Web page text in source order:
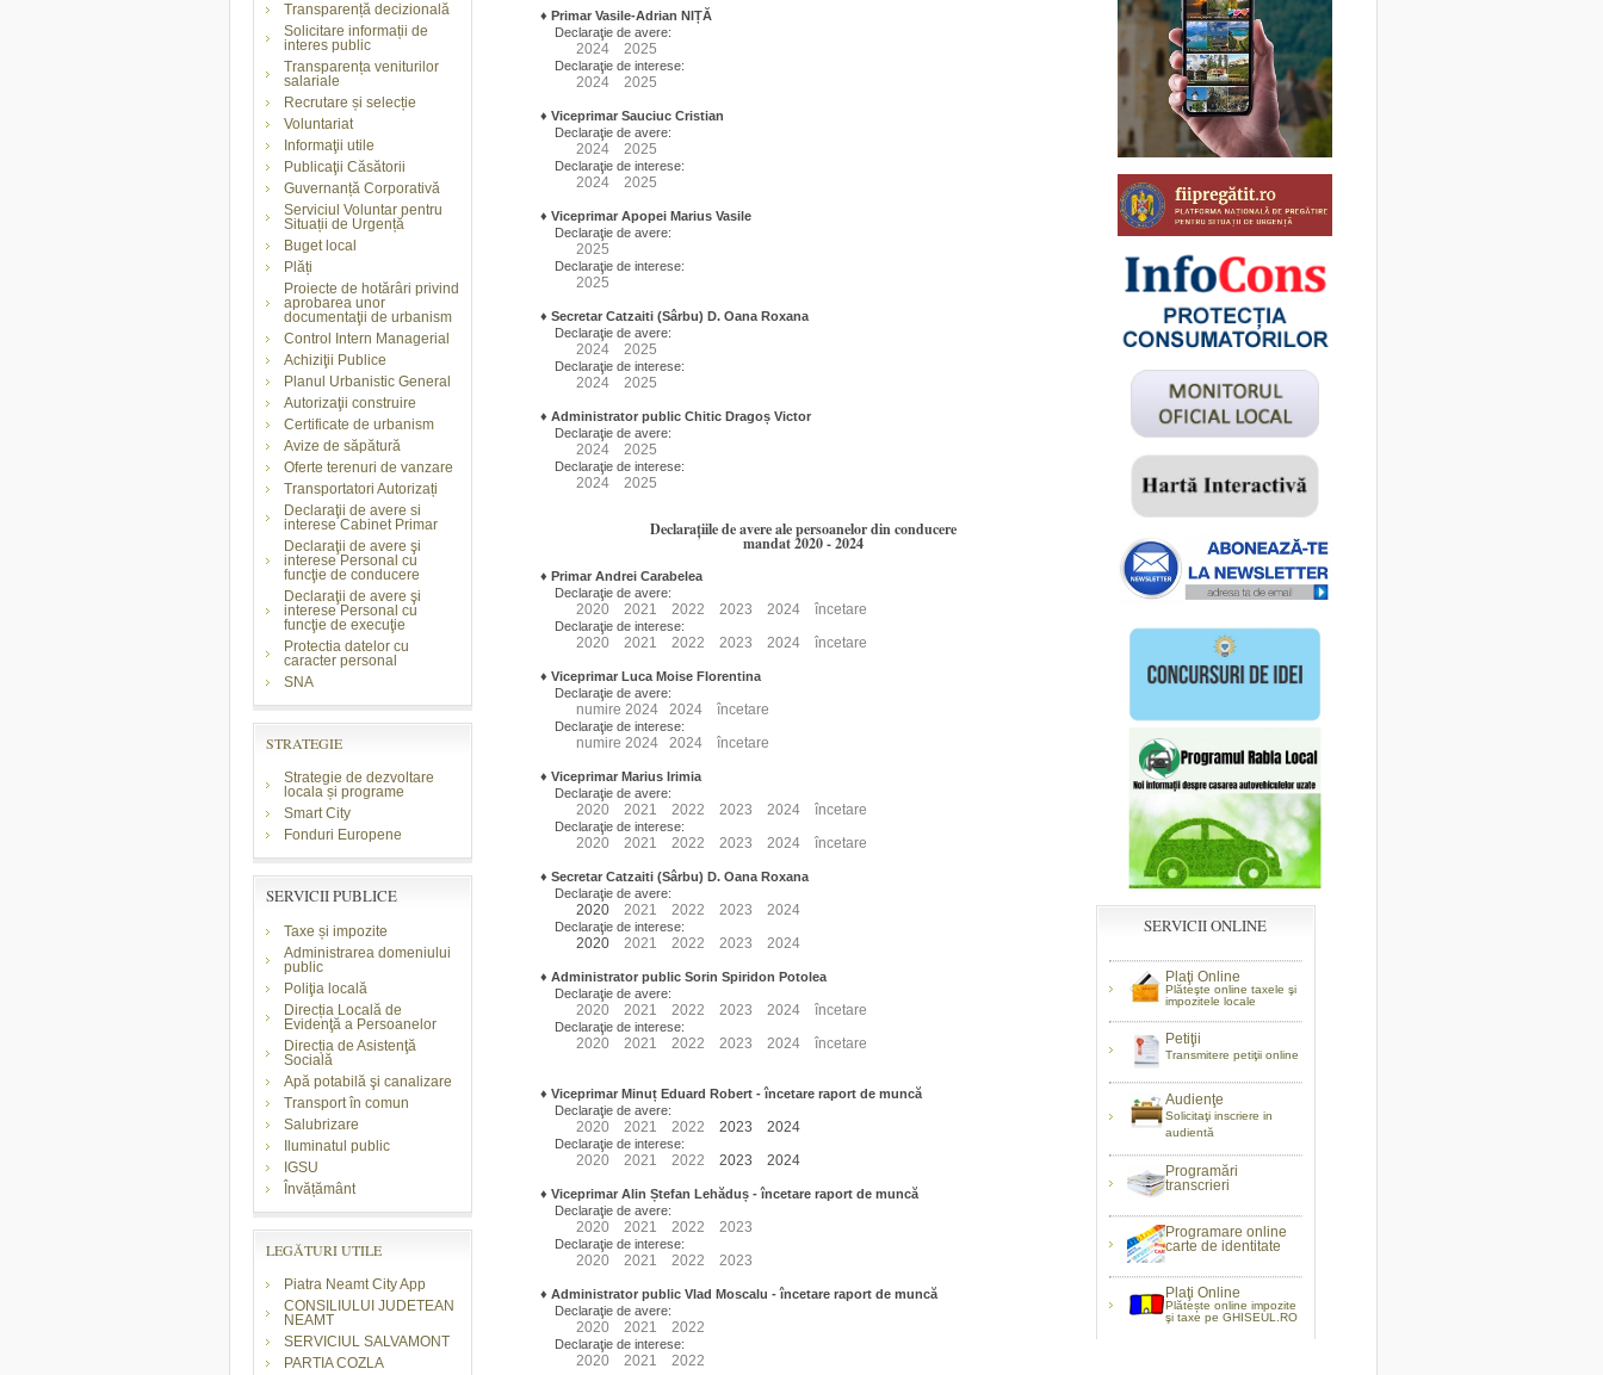
Transparență decizională
Solicitare informații de
interes public
Transparența veniturilor
salariale
Recrutare și selecție
Voluntariat
Informaţii utile
Publicaţii Căsătorii
Guvernanță Corporativă
Serviciul Voluntar pentru
Situații de Urgență
Buget local
Plăți
Proiecte de hotărâri privind
aprobarea unor
documentaţii de urbanism
Control Intern Managerial
Achiziţii Publice
Planul Urbanistic General
Autorizaţii construire
Certificate de urbanism
Avize de săpătură
Oferte terenuri de vanzare
Transportatori Autorizați
Declaraţii de avere si
interese Cabinet Primar
Declaraţii de avere şi
interese Personal cu
funcţie de conducere
Declaraţii de avere şi
interese Personal cu
funcţie de execuţie
Protectia datelor cu
caracter personal
SNA
STRATEGIE
Strategie de dezvoltare
locala și programe
Smart City
Fonduri Europene
SERVICII PUBLICE
Taxe și impozite
Administrarea domeniului
public
Poliţia locală
Direcția Locală de
Evidenţă a Persoanelor
Direcția de Asistenţă
Socială
Apă potabilă şi canalizare
Transport în comun
Salubrizare
Iluminatul public
IGSU
Învățământ
LEGĂTURI UTILE
Piatra Neamt City App
CONSILIULUI JUDETEAN
NEAMT
SERVICIUL SALVAMONT
PARTIA COZLA
♦ Primar Vasile-Adrian NIȚĂ
Declaraţie de avere:
2024 2025
Declaraţie de interese:
2024 2025
♦ Viceprimar Sauciuc Cristian
Declaraţie de avere:
2024 2025
Declaraţie de interese:
2024 2025
♦ Viceprimar Apopei Marius Vasile
Declaraţie de avere:
2025
Declaraţie de interese:
2025
♦ Secretar Catzaiti (Sârbu) D. Oana Roxana
Declaraţie de avere:
2024 2025
Declaraţie de interese:
2024 2025
♦ Administrator public Chitic Dragoș Victor
Declaraţie de avere:
2024 2025
Declaraţie de interese:
2024 2025
Declarațiile de avere ale persoanelor din conducere
mandat 2020 - 2024
♦ Primar Andrei Carabelea
Declaraţie de avere:
2020 2021 2022 2023 2024 încetare
Declaraţie de interese:
2020 2021 2022 2023 2024 încetare
♦ Viceprimar Luca Moise Florentina
Declaraţie de avere:
numire 2024 2024 încetare
Declaraţie de interese:
numire 2024 2024 încetare
♦ Viceprimar Marius Irimia
Declaraţie de avere:
2020 2021 2022 2023 2024 încetare
Declaraţie de interese:
2020 2021 2022 2023 2024 încetare
♦ Secretar Catzaiti (Sârbu) D. Oana Roxana
Declaraţie de avere:
2020 2021 2022 2023 2024
Declaraţie de interese:
2020 2021 2022 2023 2024
♦ Administrator public Sorin Spiridon Potolea
Declaraţie de avere:
2020 2021 2022 2023 2024 încetare
Declaraţie de interese:
2020 2021 2022 2023 2024 încetare
♦ Viceprimar Minuț Eduard Robert- încetare raport de muncă
Declaraţie de avere:
2020 2021 2022 2023 2024
Declaraţie de interese:
2020 2021 2022 2023 2024
♦ Viceprimar Alin Ștefan Lehăduș- încetare raport de muncă
Declaraţie de avere:
2020 2021 2022 2023
Declaraţie de interese:
2020 2021 2022 2023
♦ Administrator public Vlad Moscalu - încetare raport de muncă
Declaraţie de avere:
2020 2021 2022
Declaraţie de interese:
2020 2021 2022
SERVICII ONLINE
Plaţi Online
Plăteşte online taxele şi
impozitele locale
Petiţii
Transmitere petiţii online
Audienţe
Solicitaţi inscriere in
audientă
Programări
transcrieri
Programare online
carte de identitate
Plaţi Online
Plătește online impozite
şi taxe pe GHISEUL.RO